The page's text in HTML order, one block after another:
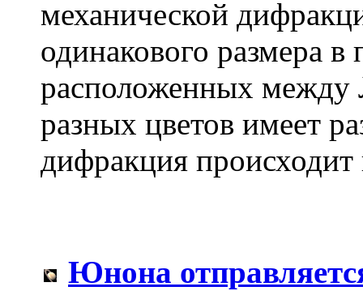
механической
одинакового размера
расположенных между
разных цветов имеет
дифракция происходит
Юнона